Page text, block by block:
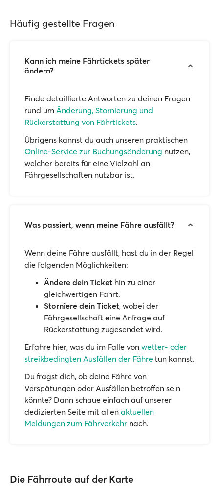
Häufig gestellte Fragen
Kann ich meine Fährtickets später
ändern?
Finde detaillierte Antworten zu deinen Fragen
rund um Änderung, Stornierung und
Rückerstattung von Fährtickets.
Übrigens kannst du auch unseren praktischen
Online-Service zur Buchungsänderung nutzen,
welcher bereits für eine Vielzahl an
Fährgesellschaften nutzbar ist.
Was passiert, wenn meine Fähre ausfällt?
Wenn deine Fähre ausfällt, hast du in der Regel
die folgenden Möglichkeiten:
Ändere dein Ticket hin zu einer
gleichwertigen Fahrt.
Storniere dein Ticket, wobei der
Fährgesellschaft eine Anfrage auf
Rückerstattung zugesendet wird.
Erfahre hier, was du im Falle von wetter- oder
streikbedingten Ausfällen der Fähre tun kannst.
Du fragst dich, ob deine Fähre von
Verspätungen oder Ausfällen betroffen sein
könnte? Dann schaue einfach auf unserer
dedizierten Seite mit allen aktuellen
Meldungen zum Fährverkehr nach.
Die Fährroute auf der Karte